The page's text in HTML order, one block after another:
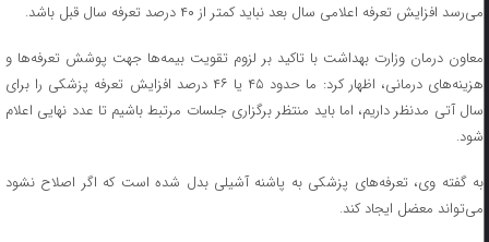
می‌رسد افزایش تعرفه اعلامی سال بعد نباید کمتر از ۴۰ درصد تعرفه سال قبل باشد.
معاون درمان وزارت بهداشت با تاکید بر لزوم تقویت بیمه‌ها جهت پوشش تعرفه‌ها و
هزینه‌های درمانی، اظهار کرد: ما حدود ۴۵ یا ۴۶ درصد افزایش تعرفه پزشکی را برای
سال آتی مدنظر داریم، اما باید منتظر برگزاری جلسات مرتبط باشیم تا عدد نهایی اعلام
شود.
به گفته وی، تعرفه‌های پزشکی به پاشنه آشیلی بدل شده است که اگر اصلاح نشود
می‌تواند معضل ایجاد کند.